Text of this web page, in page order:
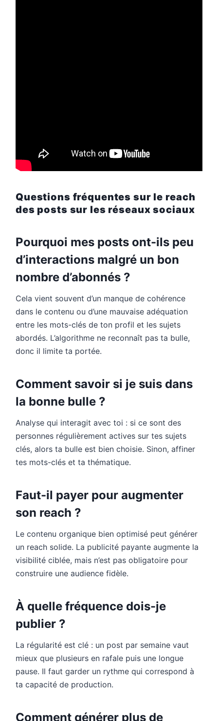
Questions fréquentes sur le reach
des posts sur les réseaux sociaux
Pourquoi mes posts ont-ils peu
d’interactions malgré un bon
nombre d’abonnés ?
Cela vient souvent d’un manque de cohérence
dans le contenu ou d’une mauvaise adéquation
entre les mots-clés de ton profil et les sujets
abordés. L’algorithme ne reconnaît pas ta bulle,
donc il limite ta portée.
Comment savoir si je suis dans
la bonne bulle ?
Analyse qui interagit avec toi : si ce sont des
personnes régulièrement actives sur tes sujets
clés, alors ta bulle est bien choisie. Sinon, affiner
tes mots-clés et ta thématique.
Faut-il payer pour augmenter
son reach ?
Le contenu organique bien optimisé peut générer
un reach solide. La publicité payante augmente la
visibilité ciblée, mais n’est pas obligatoire pour
construire une audience fidèle.
À quelle fréquence dois-je
publier ?
La régularité est clé : un post par semaine vaut
mieux que plusieurs en rafale puis une longue
pause. Il faut garder un rythme qui correspond à
ta capacité de production.
Comment générer plus de